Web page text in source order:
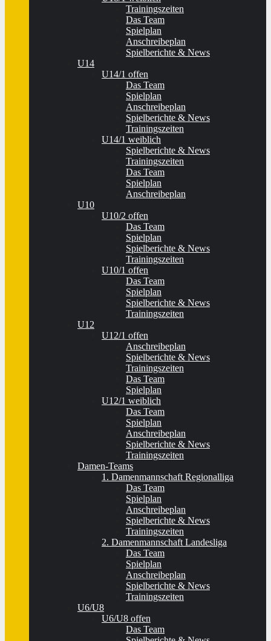
Trainingszeiten
Das Team
Spielplan
Anschreibeplan
Spielberichte & News
U14
U14/1 offen
Das Team
Spielplan
Anschreibeplan
Spielberichte & News
Trainingszeiten
U14/1 weiblich
Spielberichte & News
Trainingszeiten
Das Team
Spielplan
Anschreibeplan
U10
U10/2 offen
Das Team
Spielplan
Spielberichte & News
Trainingszeiten
U10/1 offen
Das Team
Spielplan
Spielberichte & News
Trainingszeiten
U12
U12/1 offen
Anschreibeplan
Spielberichte & News
Trainingszeiten
Das Team
Spielplan
U12/1 weiblich
Das Team
Spielplan
Anschreibeplan
Spielberichte & News
Trainingszeiten
Damen-Teams
1. Damenmannschaft Regionalliga
Das Team
Spielplan
Anschreibeplan
Spielberichte & News
Trainingszeiten
2. Damenmannschaft Landesliga
Das Team
Spielplan
Anschreibeplan
Spielberichte & News
Trainingszeiten
U6/U8
U6/U8 offen
Das Team